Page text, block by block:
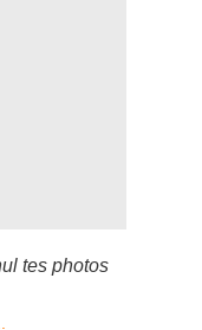
tes photos